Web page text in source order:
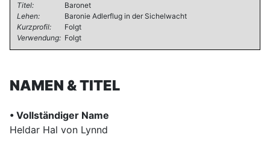
Titel:
Baronet
Lehen:
Baronie Adlerflug in der Sichelwacht
Kurzprofil:
Folgt
Verwendung: Folgt
NAMEN & TITEL
• Vollständiger Name
Heldar Hal von Lynnd